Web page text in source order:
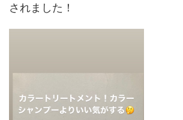
されました！